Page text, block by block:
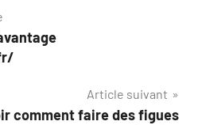
Article suivant
comment faire des figues